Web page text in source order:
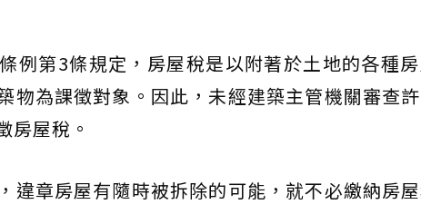
例第3條規定，房屋稅是以附著於土地的各種
物為課徵對象。因此，未經建築主管機關審查
房屋稅。
違章房屋有隨時被拆除的可能，就不必繳納房